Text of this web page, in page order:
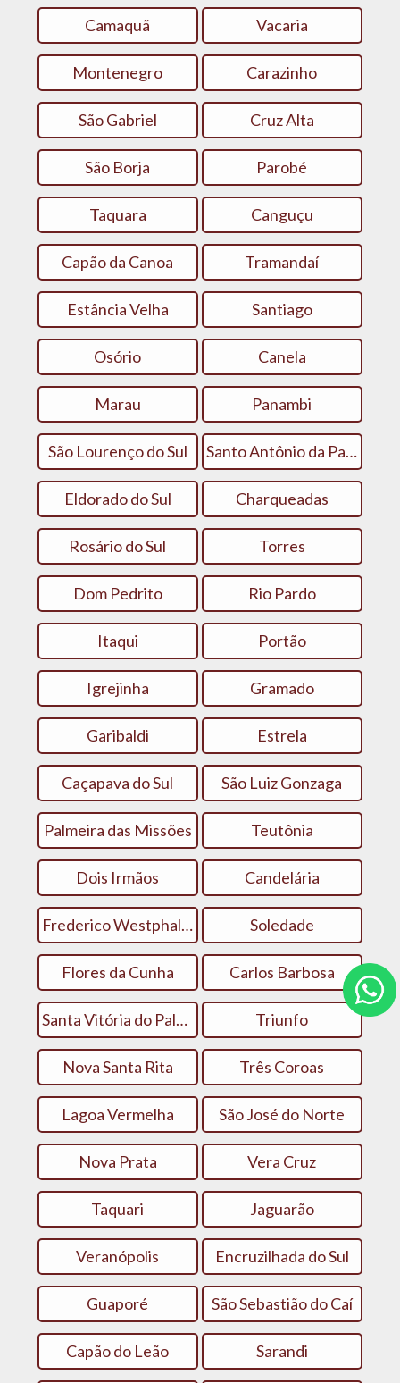
Camaquã Vacaria
Montenegro Carazinho
São Gabriel Cruz Alta
São Borja Parobé
Taquara Canguçu
Capão da Canoa Tramandaí
Estância Velha Santiago
Osório Canela
Marau Panambi
São Lourenço do Sul Santo Antônio da Patrulha
Eldorado do Sul Charqueadas
Rosário do Sul Torres
Dom Pedrito Rio Pardo
Itaqui Portão
Igrejinha Gramado
Garibaldi Estrela
Caçapava do Sul São Luiz Gonzaga
Palmeira das Missões Teutônia
Dois Irmãos Candelária
Frederico Westphalen Soledade
Flores da Cunha Carlos Barbosa
Santa Vitória do Palmar Triunfo
Nova Santa Rita Três Coroas
Lagoa Vermelha São José do Norte
Nova Prata Vera Cruz
Taquari Jaguarão
Veranópolis Encruzilhada do Sul
Guaporé São Sebastião do Caí
Capão do Leão Sarandi